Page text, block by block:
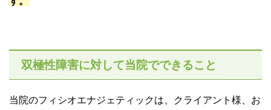
双極性障害に対して当院でできること
当院のフィシオエナジェティックは、クライアント様、お